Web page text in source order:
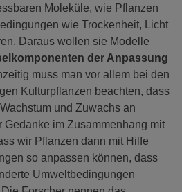
Moleküle, wie Pflanzen
wie Trockenheit, Licht
Daraus wollen sie Modelle
der Anpassung
muss man vor allem bei den
Kulturpflanzen beachten, dass
und Zuwachs an
Gedanke im Zusammenhang mit
wir Pflanzen dann mit Hilfe
so anpassen können, dass
Umweltbedingungen